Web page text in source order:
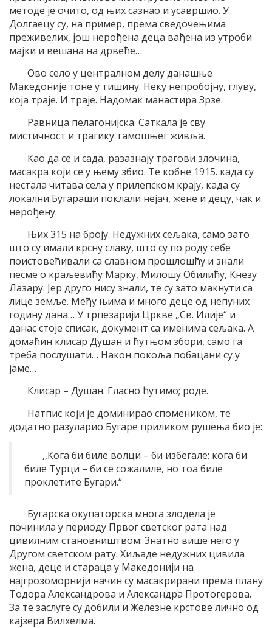
методе је очито, од њих сазнао и усавршио. У
Долгаецу су, на пример, према сведочењима
преживелих, још нерођена деца вађена из утроби
мајки и вешана на дрвеће…
Ово село у централном делу данашње
Македоније тоне у тишину. Неку непробојну, глуву,
која траје. И траје. Надомак манастира Зрзе.
Равница пелагонијска. Саткала је сву
мистичност и трагику тамошњег живља.
Као да се и сада, разазнају трагови злочина,
масакра који се у њему збио. Те кобне 1915. када су
нестала читава села у прилепском крају, када су
локални Бугараши поклали нејач, жене и децу, чак и
нерођену.
Њих 315 на броју. Недужних сељака, само зато
што су имали крсну славу, што су по роду себе
поистовећивали са славном прошлошћу и знали
песме о краљевићу Марку, Милошу Обилићу, Кнезу
Лазару. Јер друго нису знали, те су зато макнути са
лице земље. Међу њима и много деце од непуних
годину дана… У трпезарији Цркве „Св. Илије“ и
данас стоје списак, документ са именима сељака. А
домаћин клисар Душан и ћутњом збори, само га
треба послушати… Након покоља побацани су у
јаме…
Клисар – Душан. Гласно ћутимо; роде.
Натпис који је доминирао спомеником, те
додатно разуларио Бугаре приликом рушења био је:
,,Кога би биле волци – би избегале; кога би
биле Турци – би се сожалиле, но тоа биле
проклетите Бугари.“
Бугарска окупаторска многа злодела је
починила у периоду Првог светског рата над
цивилним становништвом: Знатно више него у
Другом светском рату. Хиљаде недужних цивила
жена, деце и стараца у Македонији на
најгрозоморнији начин су масакрирани према плану
Тодора Александрова и Александра Протогерова.
За те заслуге су добили и Железне крстове лично од
кајзера Вилхелма.